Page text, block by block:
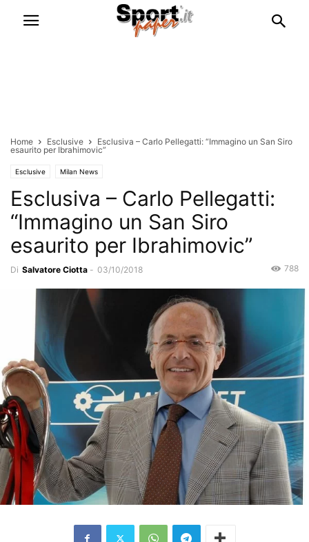
Home Esclusive
Esclusiva – Carlo Pellegatti: “Immagino un San Siro
esaurito per Ibrahimovic”
Esclusive Milan News
Esclusiva – Carlo Pellegatti:
“Immagino un San Siro
esaurito per Ibrahimovic”
Di Salvatore Ciotta - 03/10/2018 788